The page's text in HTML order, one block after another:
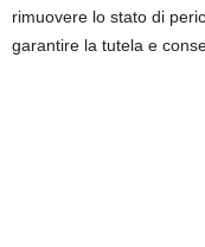
rimuovere lo stato di
garantire la tutela e